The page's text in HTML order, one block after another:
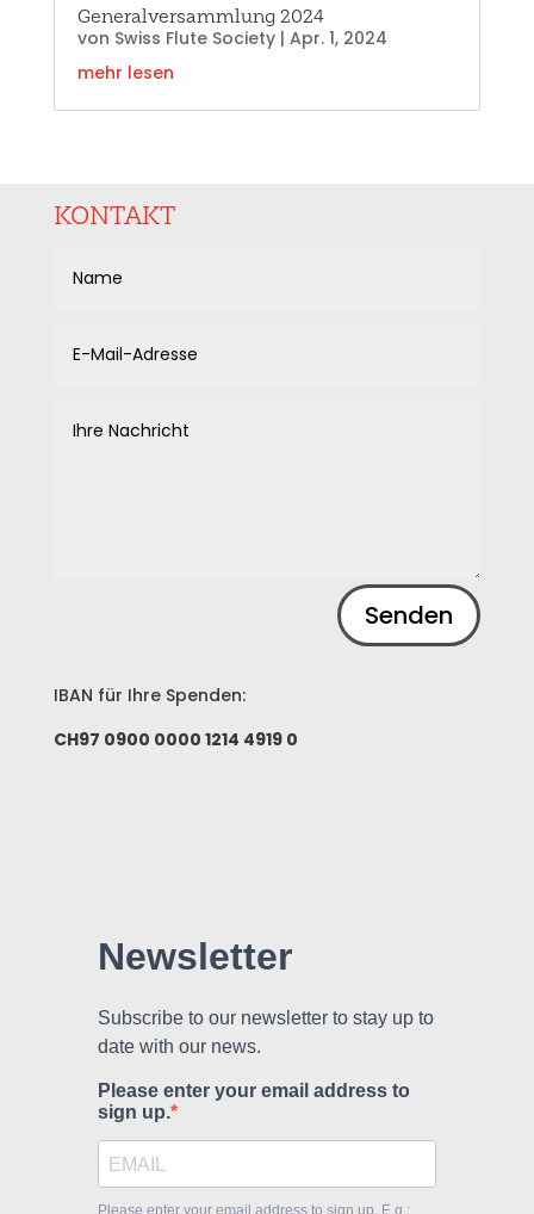
Generalversammlung 2024
von Swiss Flute Society| Apr. 1, 2024
mehr lesen
KONTAKT
Senden
IBAN für Ihre Spenden:
CH97 0900 0000 1214 4919 0